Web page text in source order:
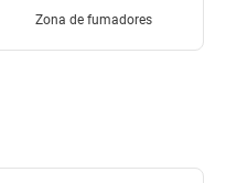
Zona de fumadores